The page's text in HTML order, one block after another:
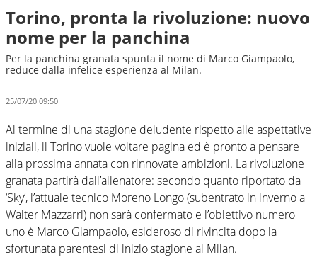
Torino, pronta la rivoluzione: nuovo
nome per la panchina
Per la panchina granata spunta il nome di Marco Giampaolo,
reduce dalla infelice esperienza al Milan.
25/07/20 09:50
Al termine di una stagione deludente rispetto alle aspettative
iniziali, il Torino vuole voltare pagina ed è pronto a pensare
alla prossima annata con rinnovate ambizioni. La rivoluzione
granata partirà dall’allenatore: secondo quanto riportato da
‘Sky’, l’attuale tecnico Moreno Longo (subentrato in inverno a
Walter Mazzarri) non sarà confermato e l’obiettivo numero
uno è Marco Giampaolo, esideroso di rivincita dopo la
sfortunata parentesi di inizio stagione al Milan.